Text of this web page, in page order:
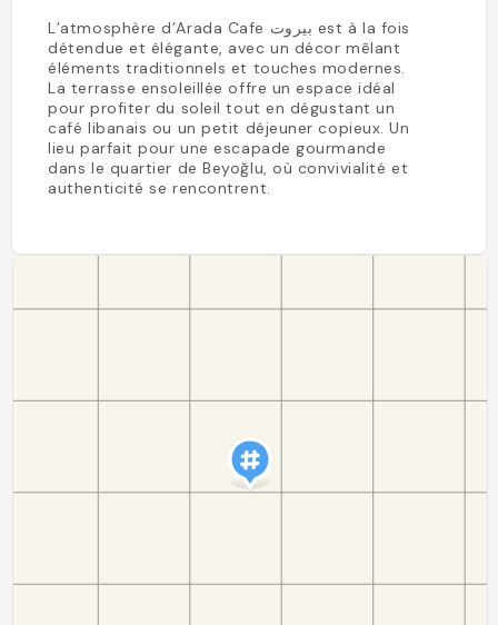
L’atmosphère d’Arada Cafe بيروت est à la fois
détendue et élégante, avec un décor mêlant
éléments traditionnels et touches modernes.
La terrasse ensoleillée offre un espace idéal
pour profiter du soleil tout en dégustant un
café libanais ou un petit déjeuner copieux. Un
lieu parfait pour une escapade gourmande
dans le quartier de Beyoğlu, où convivialité et
authenticité se rencontrent.